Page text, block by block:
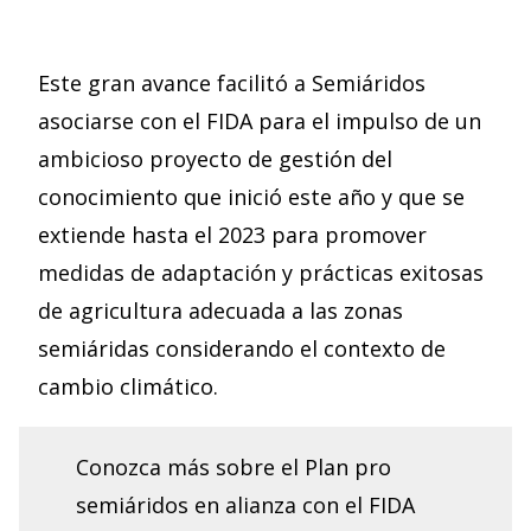
Este gran avance facilitó a Semiáridos
asociarse con el FIDA para el impulso de un
ambicioso proyecto de gestión del
conocimiento que inició este año y que se
extiende hasta el 2023 para promover
medidas de adaptación y prácticas exitosas
de agricultura adecuada a las zonas
semiáridas considerando el contexto de
cambio climático.
Conozca más sobre el Plan pro
semiáridos en alianza con el FIDA